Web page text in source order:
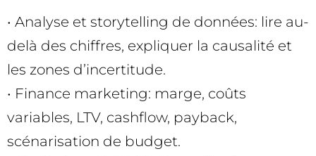
• Analyse et storytelling de données: lire au-
delà des chiffres, expliquer la causalité et
les zones d’incertitude.
• Finance marketing: marge, coûts
variables, LTV, cashflow, payback,
scénarisation de budget.